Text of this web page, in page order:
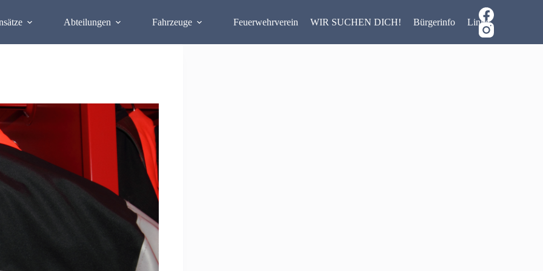
Abteilungen Fahrzeuge Feuerwehrverein WIR SUCHEN DICH! Bürgerinfo Links